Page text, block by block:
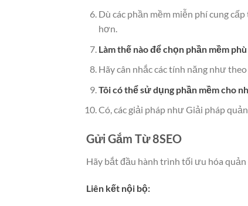
Dù các phần mềm miễn phí cung
hơn.
Làm thế nào để chọn phần mềm
Hãy cân nhắc các tính năng như
Tôi có thể sử dụng phần mềm cho
Có, các giải pháp như Giải pháp
Gửi Gắm Từ 8SEO
Hãy bắt đầu hành trình tối ưu hóa
Liên kết nội bộ: